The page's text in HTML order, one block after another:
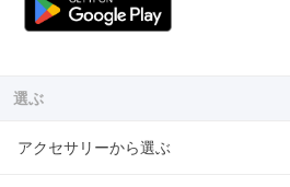
選ぶ
アクセサリーから選ぶ